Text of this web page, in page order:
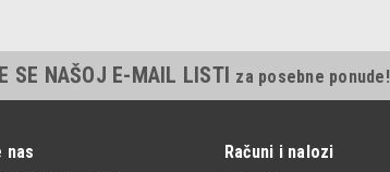
SE NAŠOJ E-MAIL LISTI za posebne ponude!
nas Računi i nalozi